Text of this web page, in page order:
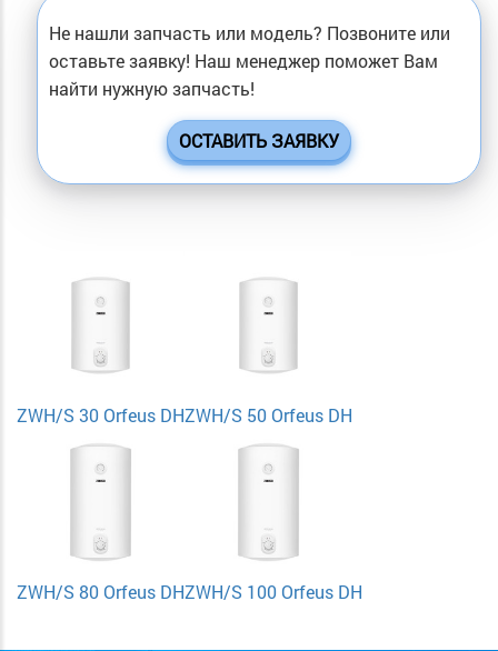
Не нашли запчасть или модель? Позвоните или
оставьте заявку! Наш менеджер поможет Вам
найти нужную запчасть!
ОСТАВИТЬ ЗАЯВКУ
ZWH/S 30 Orfeus DHZWH/S 50 Orfeus DH
ZWH/S 80 Orfeus DHZWH/S 100 Orfeus DH